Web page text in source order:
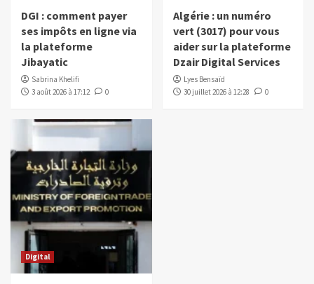
DGI : comment payer
ses impôts en ligne via
la plateforme
Jibayatic
Sabrina Khelifi
3 août 2026 à 17:12
0
Algérie : un numéro
vert (3017) pour vous
aider sur la plateforme
Dzair Digital Services
Lyes Bensaïd
30 juillet 2026 à 12:28
0
Digital